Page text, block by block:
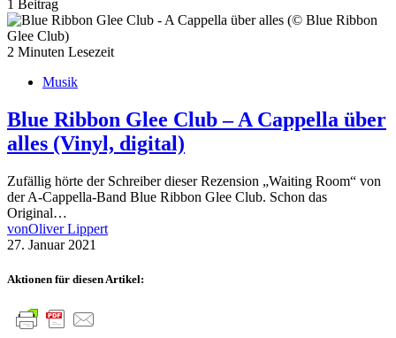
1 Beitrag
2 Minuten Lesezeit
Musik
Blue Ribbon Glee Club – A Cappella über
alles (Vinyl, digital)
Zufällig hörte der Schreiber dieser Rezension „Waiting Room“ von
der A-Cappella-Band Blue Ribbon Glee Club. Schon das
Original…
vonOliver Lippert
27. Januar 2021
Aktionen für diesen Artikel: